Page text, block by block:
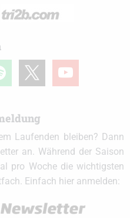
youtube
Laufenden bleiben? Dann
an. Während der Saison
pro Woche die wichtigsten
Einfach hier anmelden: